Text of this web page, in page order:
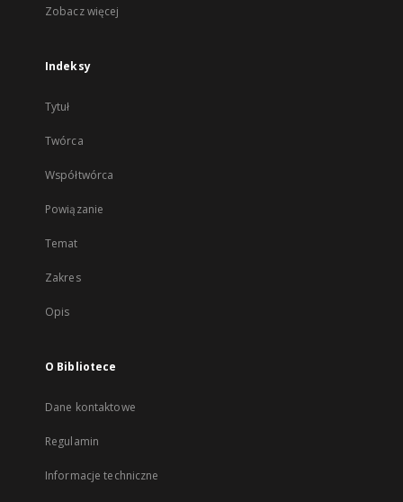
Zobacz więcej
Indeksy
Tytuł
Twórca
Współtwórca
Powiązanie
Temat
Zakres
Opis
O Bibliotece
Dane kontaktowe
Regulamin
Informacje techniczne